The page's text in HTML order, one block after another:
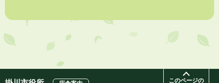
2026年8月3日
企業版ふるさと納税（地方創生応援税制）のお願い
このページの